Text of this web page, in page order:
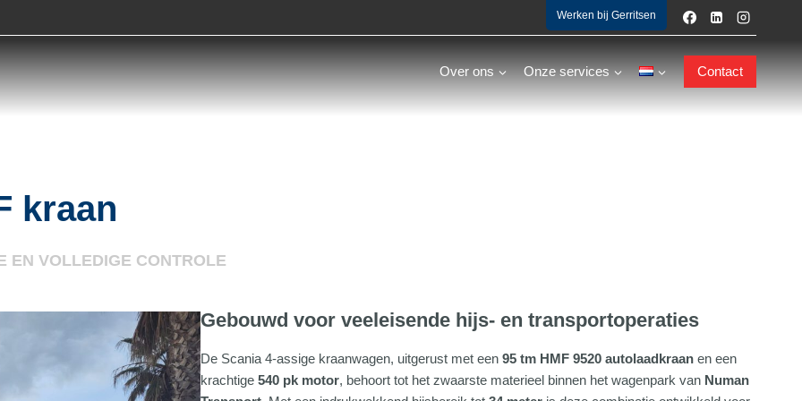
Werken bij Gerritsen
Over ons Onze services Contact
kraan
EN VOLLEDIGE CONTROLE
Gebouwd voor veeleisende hijs- en transportoperaties
De Scania 4-assige kraanwagen, uitgerust met een 95 tm HMF 9520 autolaadkraan en een
krachtige 540 pk motor, behoort tot het zwaarste materieel binnen het wagenpark van Numan